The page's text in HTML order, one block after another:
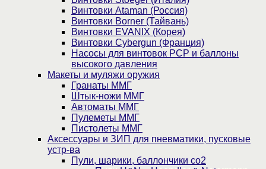
Винтовки Ataman (Россия)
Винтовки Borner (Тайвань)
Винтовки EVANIX (Корея)
Винтовки Cybergun (Франция)
Насосы для винтовок PCP и баллоны
высокого давления
Макеты и муляжи оружия
Гранаты ММГ
Штык-ножи ММГ
Автоматы ММГ
Пулеметы ММГ
Пистолеты ММГ
Аксессуары и ЗИП для пневматики, пусковые
устр-ва
Пули, шарики, баллончики со2